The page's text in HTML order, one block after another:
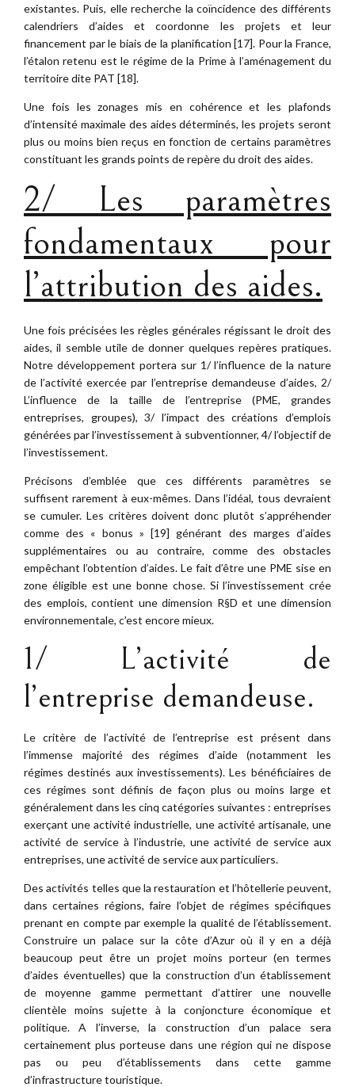
existantes. Puis, elle recherche la coïncidence des différents
calendriers d’aides et coordonne les projets et leur
financement par le biais de la planification [17]. Pour la France,
l’étalon retenu est le régime de la Prime à l’aménagement du
territoire dite PAT [18].
Une fois les zonages mis en cohérence et les plafonds
d’intensité maximale des aides déterminés, les projets seront
plus ou moins bien reçus en fonction de certains paramètres
constituant les grands points de repère du droit des aides.
2/ Les paramètres
fondamentaux pour
l’attribution des aides.
Une fois précisées les règles générales régissant le droit des
aides, il semble utile de donner quelques repères pratiques.
Notre développement portera sur 1/ l’influence de la nature
de l’activité exercée par l’entreprise demandeuse d’aides, 2/
L’influence de la taille de l’entreprise (PME, grandes
entreprises, groupes), 3/ l’impact des créations d’emplois
générées par l’investissement à subventionner, 4/ l’objectif de
l’investissement.
Précisons d’emblée que ces différents paramètres se
suffisent rarement à eux-mêmes. Dans l’idéal, tous devraient
se cumuler. Les critères doivent donc plutôt s’appréhender
comme des « bonus » [19] générant des marges d’aides
supplémentaires ou au contraire, comme des obstacles
empêchant l’obtention d’aides. Le fait d’être une PME sise en
zone éligible est une bonne chose. Si l’investissement crée
des emplois, contient une dimension R§D et une dimension
environnementale, c’est encore mieux.
1/ L’activité de
l’entreprise demandeuse.
Le critère de l’activité de l’entreprise est présent dans
l’immense majorité des régimes d’aide (notamment les
régimes destinés aux investissements). Les bénéficiaires de
ces régimes sont définis de façon plus ou moins large et
généralement dans les cinq catégories suivantes : entreprises
exerçant une activité industrielle, une activité artisanale, une
activité de service à l’industrie, une activité de service aux
entreprises, une activité de service aux particuliers.
Des activités telles que la restauration et l’hôtellerie peuvent,
dans certaines régions, faire l’objet de régimes spécifiques
prenant en compte par exemple la qualité de l’établissement.
Construire un palace sur la côte d’Azur où il y en a déjà
beaucoup peut être un projet moins porteur (en termes
d’aides éventuelles) que la construction d’un établissement
de moyenne gamme permettant d’attirer une nouvelle
clientèle moins sujette à la conjoncture économique et
politique. A l’inverse, la construction d’un palace sera
certainement plus porteuse dans une région qui ne dispose
pas ou peu d’établissements dans cette gamme
d’infrastructure touristique.